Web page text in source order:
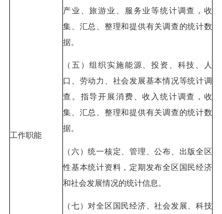
工作职能
产业、旅游业、服务业等统计调查，收
集、汇总、整理和提供有关调查的统计数
据。
（五）组织实施能源、投资、科技、人
口、劳动力、社会发展基本情况等统计调
查。指导开展消费、收入统计调查，收
集、汇总、整理和提供有关调查的统计数
据。
（六）统一核定、管理、公布、出版全区
性基本统计资料，定期发布全区国民经济
和社会发展情况的统计信息。
（七）对全区国民经济、社会发展、科技